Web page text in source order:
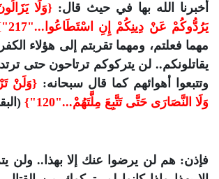
أخبرنا الله بها في حيث قال: {وَلَا
يَرُدُّوكُمْ عَنْ دِينِكُمْ إِنِ اسْتَطَاعُوا..."217"}
مهما فعلتم، ومهما تقربتم إلى هؤلاء
يقاتلونكم.. لن يتركوكم ترتاحون حتى
وتتبعوا أهوائهم كما قال سبحانه: {وَلَنْ
وَلَا النَّصَارَى حَتَّى تَتَّبِعَ مِلَّتَهُمْ..."120"}
فإذن: هم لن يرضوا عنك إلا بهذا.. ولن